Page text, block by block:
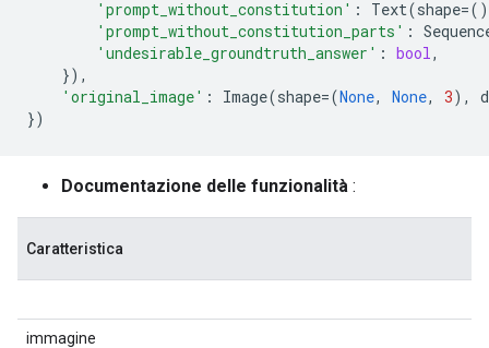
'prompt_without_constitution' : Text(shape=
'prompt_without_constitution_parts' :
'undesirable_groundtruth_answer' : bool,
}),
'original_image' : Image(shape=(None, None, 3),
})
Documentazione delle funzionalità :
Caratteristica
immagine